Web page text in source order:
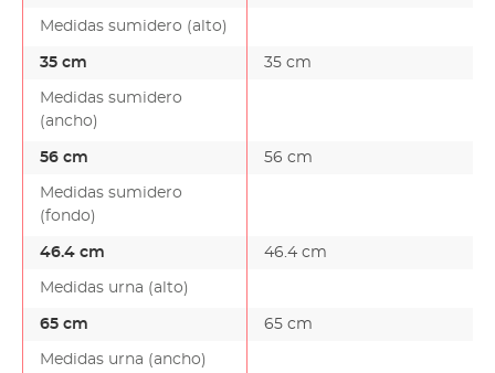
Medidas sumidero (alto)
35 cm 35 cm
Medidas sumidero
(ancho)
56 cm 56 cm
Medidas sumidero
(fondo)
46.4 cm 46.4 cm
Medidas urna (alto)
65 cm 65 cm
Medidas urna (ancho)